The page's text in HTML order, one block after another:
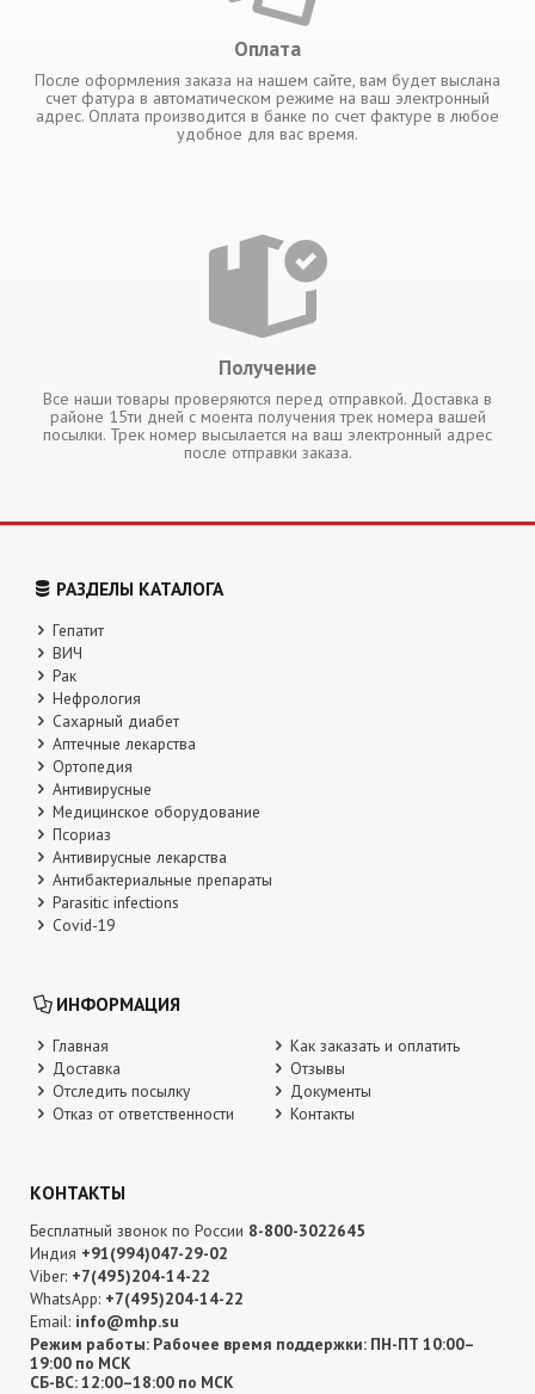
Оплата
После оформления заказа на нашем сайте, вам будет выслана
счет фатура в автоматическом режиме на ваш электронный
адрес. Оплата производится в банке по счет фактуре в любое
удобное для вас время.
Получение
Все наши товары проверяются перед отправкой. Доставка в
районе 15ти дней с моента получения трек номера вашей
посылки. Трек номер высылается на ваш электронный адрес
после отправки заказа.
РАЗДЕЛЫ КАТАЛОГА
Гепатит
ВИЧ
Рак
Нефрология
Сахарный диабет
Аптечные лекарства
Ортопедия
Антивирусные
Медицинское оборудование
Псориаз
Антивирусные лекарства
Антибактериальные препараты
Parasitic infections
Covid-19
ИНФОРМАЦИЯ
Главная
Как заказать и оплатить
Доставка
Отзывы
Отследить посылку
Документы
Отказ от ответственности
Контакты
КОНТАКТЫ
Бесплатный звонок по России 8-800-3022645
Индия +91(994)047-29-02
Viber: +7(495)204-14-22
WhatsApp: +7(495)204-14-22
Email: info@mhp.su
Режим работы: Рабочее время поддержки: ПН-ПТ 10:00–
19:00 по МСК
СБ-ВС: 12:00–18:00 по МСК